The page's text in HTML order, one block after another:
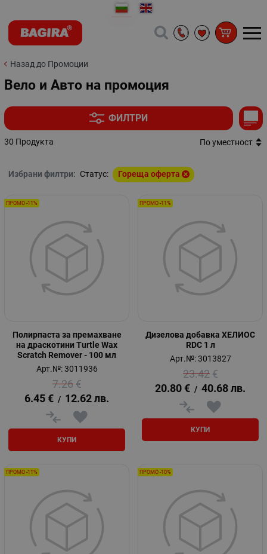
Назад до Промоции
Вело и Авто на промоция
ФИЛТРИ
30 Продукта По уместност
Избрани филтри: Статус: Гореща оферта
Полирпаста за премахване
на драскотини Turtle Wax
Scratch Remover - 100 мл
Арт.№: 3011936
7.26 €
6.45 € / 12.62 лв.
КУПИ
ПРОМО -11%
Дизелова добавка ХЕЛИОС
RDC 1 л
Арт.№: 3013827
23.42 €
20.80 € / 40.68 лв.
КУПИ
ПРОМО -11%
ПРОМО -11% ПРОМО -10%